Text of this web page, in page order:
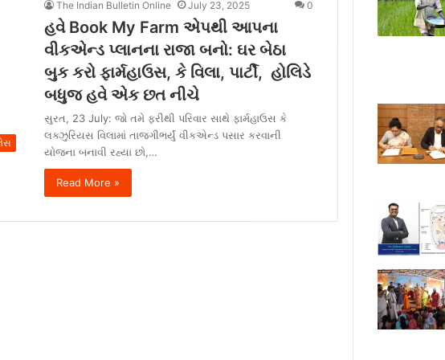
The Indian Bulletin Online July 23, 2025 0
હવે Book My Farm એપથી આપના
વીકએન્ડ પ્લાનના રાજા બનો: ઘર બેઠા
બુક કરો ફાર્મહાઉસ, કે વિલા, પાર્ટી, હોલિડે
બધુજ હવે એક છત નીચે
સુરત, 23 July: જો તમે ફરીથી પરિવાર સાથે ફાર્મહાઉસ કે
લક્ઝુરિયસ વિલામાં તાજગીભર્યું વીકએન્ડ પસાર કરવાની
યોજના બનાવી રહ્યા છો,…
Read More »